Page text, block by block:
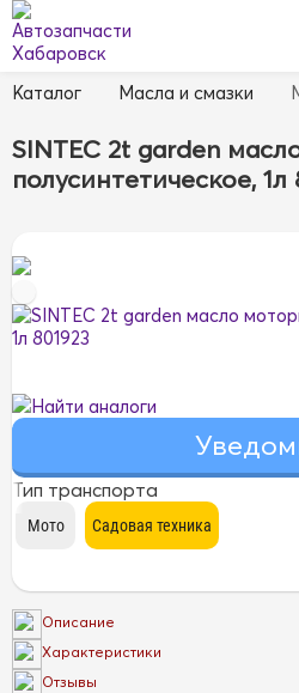
Каталог Масла и смазки
SINTEC 2t garden
полусинтетическое, 1л
Найти аналоги
Тип транспорта
Описание
Характеристики
Отзывы